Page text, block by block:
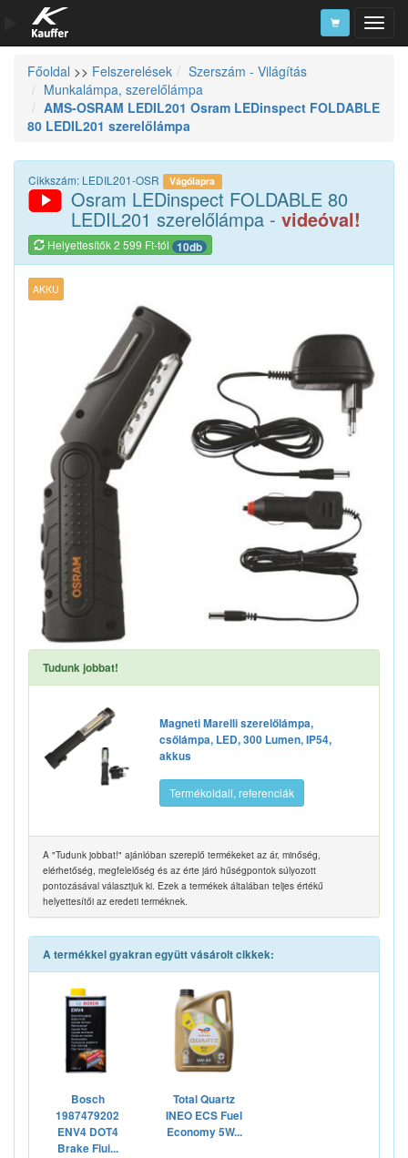
Szerszámkatalógus
Kosár
Főoldal >> Felszerelések
Szerszám - Világítás
Munkalámpa, szerelőlámpa
AMS-OSRAM LEDIL201 Osram LEDinspect FOLDABLE
80 LEDIL201 szerelőlámpa
Cikkszám: LEDIL201-OSR Vágólapra
Osram LEDinspect FOLDABLE 80
LEDIL201 szerelőlámpa - videóval!
Helyettesítők 2 599 Ft-tól 10db
AKKU
Tudunk jobbat!
Magneti Marelli szerelőlámpa,
csőlámpa, LED, 300 Lumen, IP54,
akkus
Termékoldall, referenciák
A "Tudunk jobbat!" ajánlóban szereplő termékeket az ár, minőség,
elérhetőség, megfelelőség és az érte járó hűségpontok súlyozott
pontozásával választjuk ki. Ezek a termékek általában teljes értékű
helyettesítői az eredeti terméknek.
A termékkel gyakran együtt vásárolt cikkek:
Bosch
1987479202
ENV4 DOT4
Brake Flui...
Total Quartz
INEO ECS Fuel
Economy 5W...